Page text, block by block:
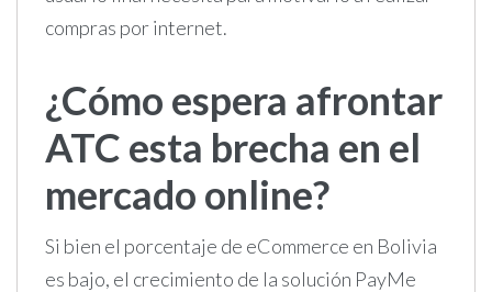
compras por internet.
¿Cómo espera afrontar
ATC esta brecha en el
mercado online?
Si bien el porcentaje de eCommerce en Bolivia
es bajo, el crecimiento de la solución PayMe